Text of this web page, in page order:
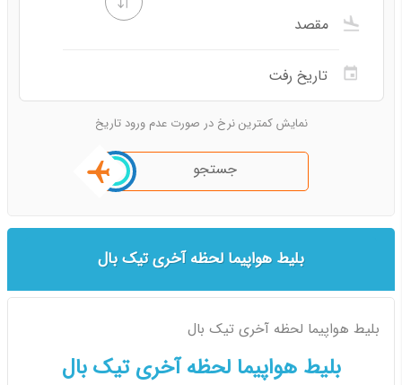
نمایش کمترین نرخ در صورت عدم ورود تاریخ
جستجو
بلیط هواپیما لحظه آخری تیک بال
بلیط هواپیما لحظه آخری تیک بال
بلیط هواپیما لحظه آخری تیک بال